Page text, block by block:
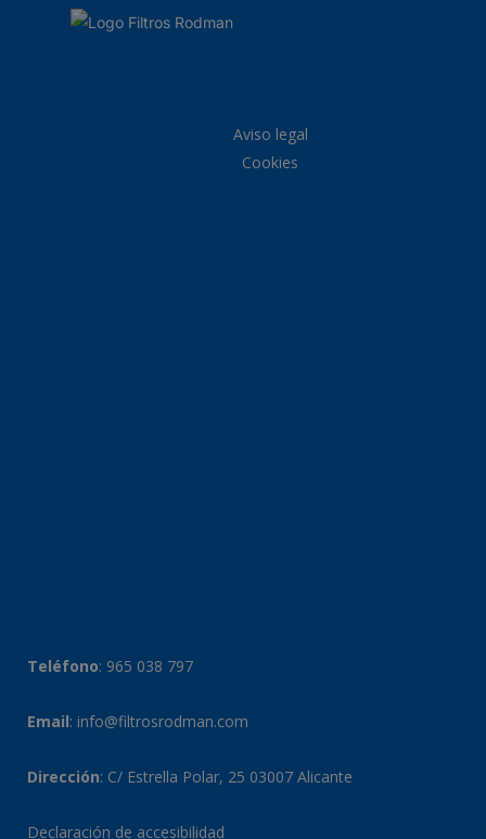
Aviso legal
Cookies
Teléfono: 965 038 797
Email: info@filtrosrodman.com
Dirección: C/ Estrella Polar, 25 03007 Alicante
Declaración de accesibilidad